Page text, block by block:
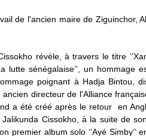
de l'ancien maire de Ziguinchor,
révèle, à travers le titre
sénégalaise’’, un hommage
poignant à Hadja Bintou,
directeur de l'Alliance
a été créé après le retour en
Cissokho, à la suite de
premier album solo ‘’Ayé Simby’’